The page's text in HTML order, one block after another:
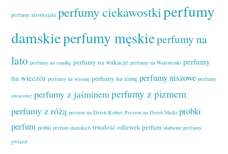
perfumy afrodyzjaki perfumy ciekawostkiperfumy
damskieperfumy męskieperfumy na
lato perfumy na randkę perfumy na wakacje perfumy na Walentynki perfumy
na wieczór perfumy na wiosnę perfumy na zimę perfumy niszowe perfumy
owocowe perfumy z jaśminem perfumy z pizmem
perfumy z różą prezent na Dzień Kobiet Prezent na Dzień Matki próbki
perfum próbki perfum damskich trwałość odlewek perfum ulubione perfumy
gwiazd